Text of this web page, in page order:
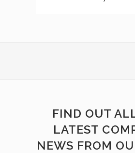
FIND OUT
LATEST
NEWS FROM